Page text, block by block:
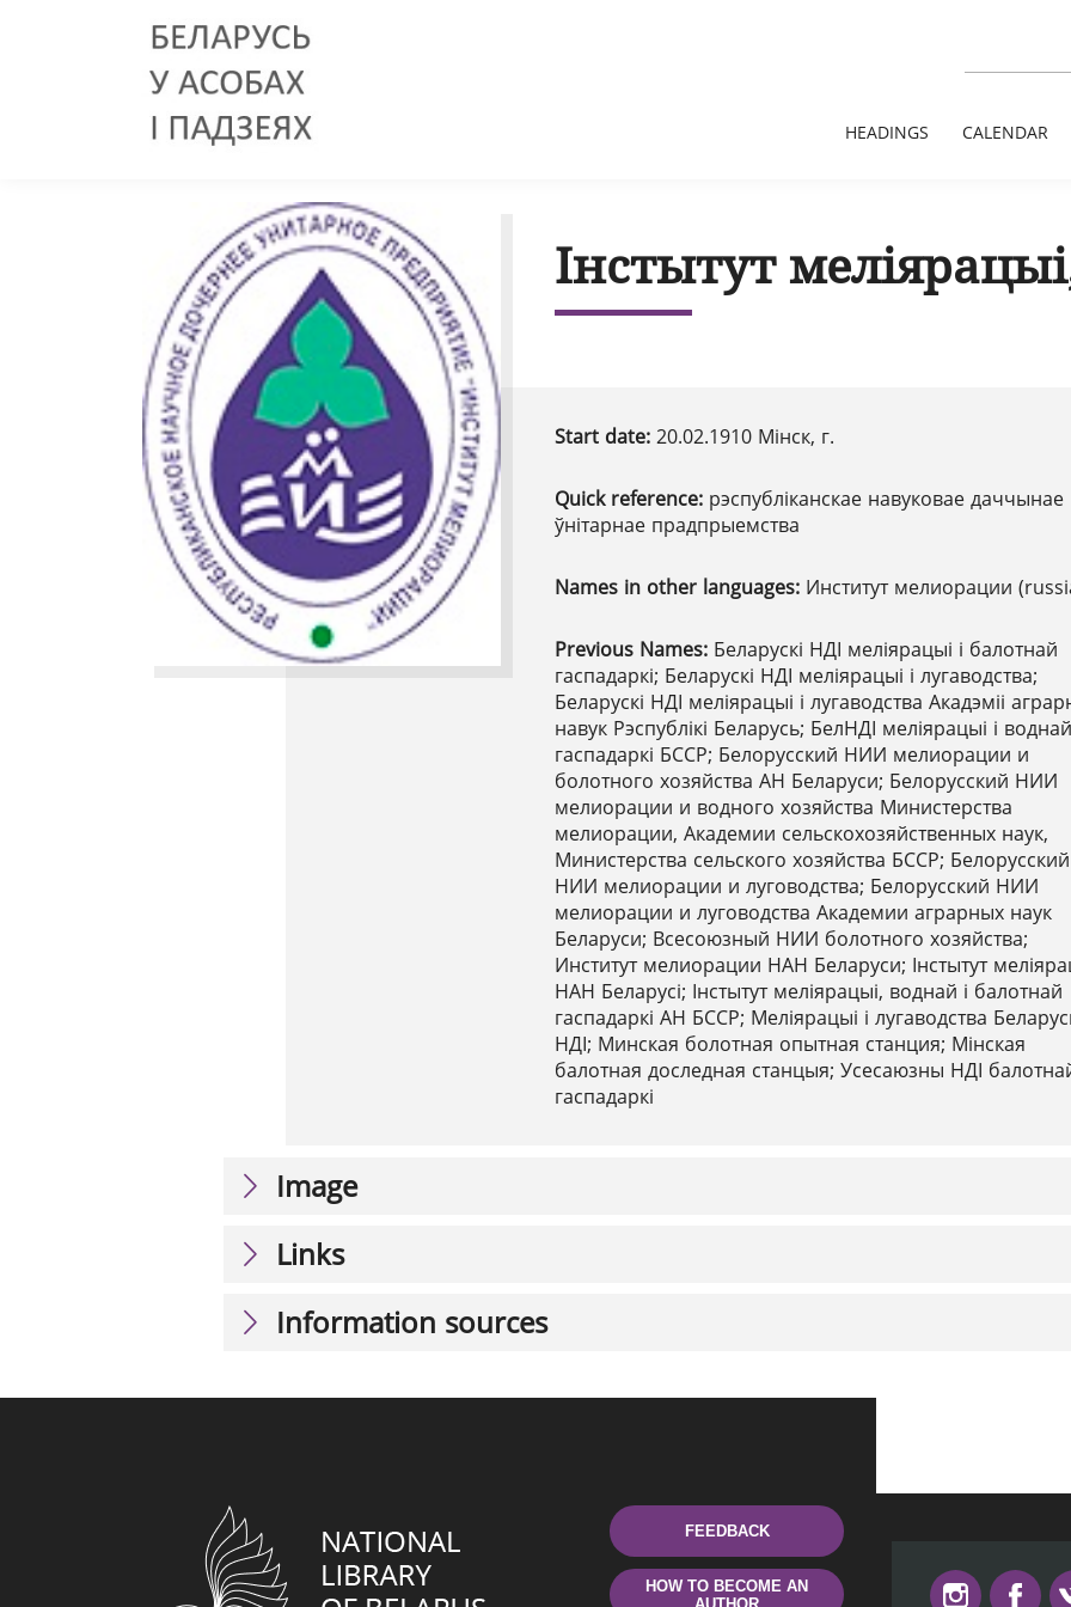
HEADINGS CALENDAR
Інстытут
Start date: 20.02.1910 Мінск, г.
Quick reference: рэспубліканскае навуковае даччынае
ўнітарнае прадпрыемства
Names in other languages: Институт мелиорации
Previous Names: Беларускі НДІ меліярацыі і балотнай
гаспадаркі; Беларускі НДІ меліярацыі і лугаводства;
Беларускі НДІ меліярацыі і лугаводства Акадэміі
навук Рэспублікі Беларусь; БелНДІ меліярацыі і воднай
гаспадаркі БССР; Белорусский НИИ мелиорации и
болотного хозяйства АН Беларуси; Белорусский НИИ
мелиорации и водного хозяйства Министерства
мелиорации, Академии сельскохозяйственных наук,
Министерства сельского хозяйства БССР; Белорусский
НИИ мелиорации и луговодства; Белорусский НИИ
мелиорации и луговодства Академии аграрных наук
Беларуси; Всесоюзный НИИ болотного хозяйства;
Институт мелиорации НАН Беларуси; Інстытут
НАН Беларусі; Інстытут меліярацыі, воднай і балотнай
гаспадаркі АН БССР; Меліярацыі і лугаводства
НДІ; Минская болотная опытная станция; Мінская
балотная доследная станцыя; Усесаюзны НДІ
гаспадаркі
Image
Links
Information sources
FEEDBACK
HOW TO BECOME AN
AUTHOR